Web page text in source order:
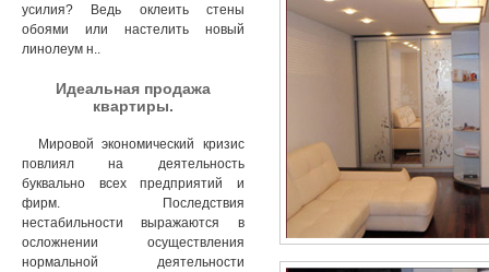
усилия? Ведь оклеить стены
обоями или настелить новый
линолеум н..
Идеальная продажа
квартиры.
Мировой экономический кризис
повлиял на деятельность
буквально всех предприятий и
фирм. Последствия
нестабильности выражаются в
осложнении осуществления
нормальной деятельности